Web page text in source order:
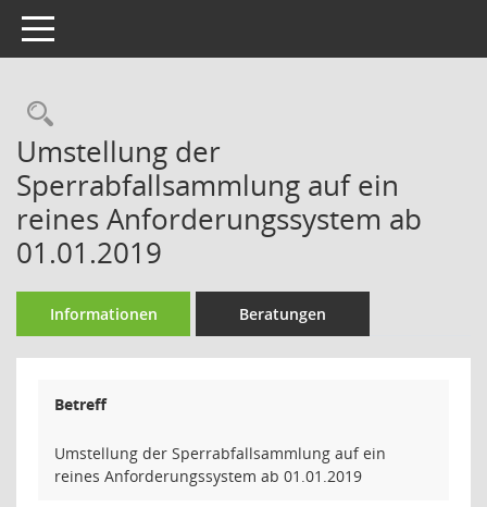
Toggle navigation
Rechercheauswahl
Umstellung der
Sperrabfallsammlung auf ein
reines Anforderungssystem ab
01.01.2019
Informationen Beratungen
Betreff
Umstellung der Sperrabfallsammlung auf ein
reines Anforderungssystem ab 01.01.2019